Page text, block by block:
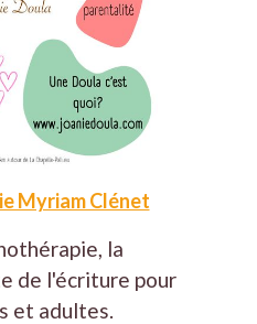
Myriam Clénet
la
de l'écriture pour
et adultes.